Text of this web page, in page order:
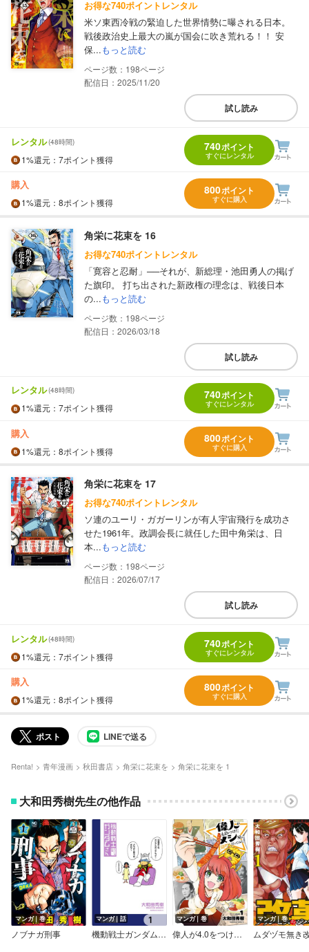
お得な740ポイントレンタル
米ソ東西冷戦の緊迫した世界情勢に曝される日本。
戦後政治史上最大の嵐が国会に吹き荒れる！！ 安
保...もっと読む
198
配信日：2025/11/20
試し読み
レンタル(48時間)
1%還元 ：7ポイント獲得
740ポイント
すぐにレンタル
購入
1%還元 ：8ポイント獲得
800ポイント
すぐに購入
角栄に花束を 16
お得な740ポイントレンタル
「寛容と忍耐」──それが、新総理・池田勇人の掲げ
た旗印。 打ち出された新政権の理念は、戦後日本
の...もっと読む
198
配信日：2026/03/18
試し読み
レンタル(48時間)
1%還元 ：7ポイント獲得
740ポイント
すぐにレンタル
購入
1%還元 ：8ポイント獲得
800ポイント
すぐに購入
角栄に花束を 17
お得な740ポイントレンタル
ソ連のユーリ・ガガーリンが有人宇宙飛行を成功さ
せた1961年。政調会長に就任した田中角栄は、日
本...もっと読む
198
配信日：2026/07/17
試し読み
レンタル(48時間)
1%還元 ：7ポイント獲得
740ポイント
すぐにレンタル
購入
1%還元 ：8ポイント獲得
800ポイント
すぐに購入
ポスト LINEで送る
Renta! 青年漫画 秋田書店 角栄に花束を 角栄に花束を 1
大和田秀樹先生の他作品
マンガ｜巻
ノブナガ刑事
マンガ｜話
機動戦士ガンダムさん【分冊版】
マンガ｜巻
偉人が4.0をつけたメシ屋に行ってみた。
マンガ｜巻